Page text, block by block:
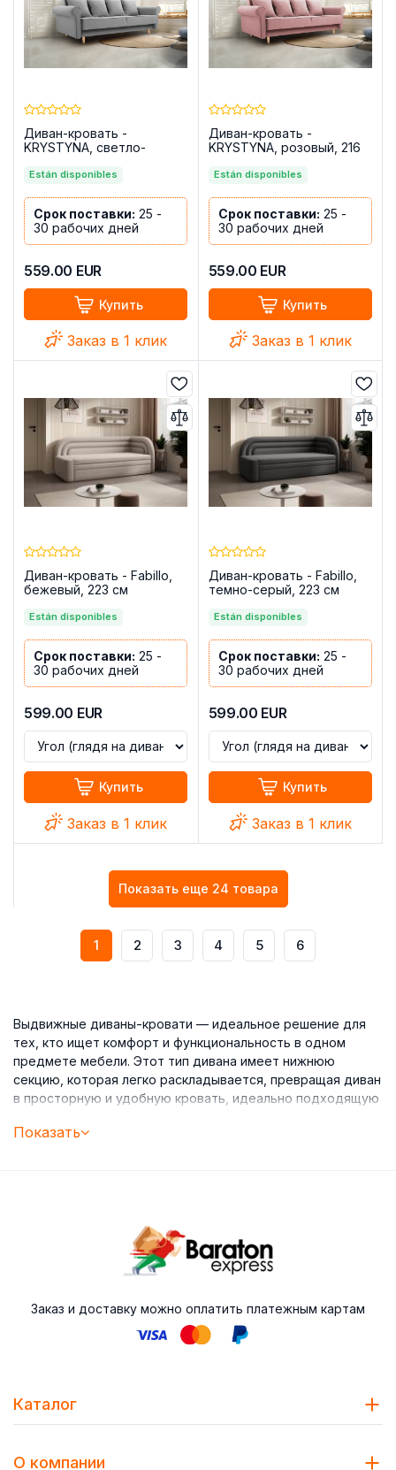
Диван-кровать -
KRYSTYNA, светло-
Están disponibles
Срок поставки: 25 -
30 рабочих дней
559.00 EUR
Купить
Заказ в 1 клик
Диван-кровать -
KRYSTYNA, розовый, 216
Están disponibles
Срок поставки: 25 -
30 рабочих дней
559.00 EUR
Купить
Заказ в 1 клик
Диван-кровать - Fabillo,
бежевый, 223 см
Están disponibles
Срок поставки: 25 -
30 рабочих дней
599.00 EUR
Купить
Заказ в 1 клик
Диван-кровать - Fabillo,
темно-серый, 223 см
Están disponibles
Срок поставки: 25 -
30 рабочих дней
599.00 EUR
Купить
Заказ в 1 клик
Показать еще 24 товара
1 2 3 4 5 6
Выдвижные диваны-кровати — идеальное решение для
тех, кто ищет комфорт и функциональность в одном
предмете мебели. Этот тип дивана имеет нижнюю
секцию, которая легко раскладывается, превращая диван
в просторную и удобную кровать, идеально подходящую
комфорта, что делает их очень практичным вариантом
для гостиных, гостевых комнат или небольших квартир.
кровати различных размеров, стилей и вариантов обивки,
разработанные для сочетания долговечности,
Показать
Заказ и доставку можно оплатить платежным картам
Каталог
О компании